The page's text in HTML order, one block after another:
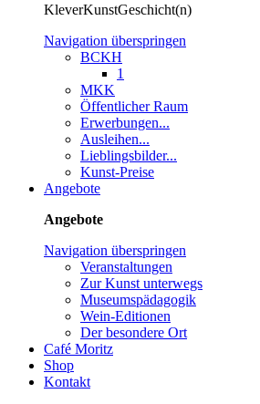
KleverKunstGeschicht(n)
Navigation überspringen
BCKH
1
MKK
Öffentlicher Raum
Erwerbungen...
Ausleihen...
Lieblingsbilder...
Kunst-Preise
Angebote
Angebote
Navigation überspringen
Veranstaltungen
Zur Kunst unterwegs
Museumspädagogik
Wein-Editionen
Der besondere Ort
Café Moritz
Shop
Kontakt